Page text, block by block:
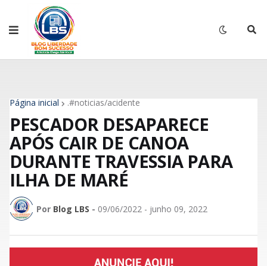
Página inicial .#noticias/acidente
PESCADOR DESAPARECE
APÓS CAIR DE CANOA
DURANTE TRAVESSIA PARA
ILHA DE MARÉ
Por Blog LBS - 09/06/2022 - junho 09, 2022